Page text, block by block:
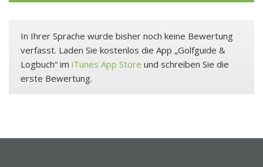
In Ihrer Sprache wurde bisher noch keine Bewertung
verfasst. Laden Sie kostenlos die App „Golfguide &
Logbuch“ im iTunes App Store und schreiben Sie die
erste Bewertung.